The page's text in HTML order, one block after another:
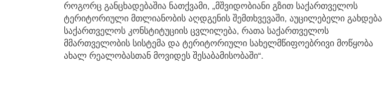
როგორც განცხადებაშია ნათქვამი, „მშვიდობიანი გზით საქართველოს
ტერიტორიული მთლიანობის აღდგენის შემთხვევაში, აუცილებელი გახდება
საქართველოს კონსტიტუციის ცვლილება, რათა საქართველოს
მმართველობის სისტემა და ტერიტორიული სახელმწიფოებრივი მოწყობა
ახალ რეალობასთან მოვიდეს შესაბამისობაში“.